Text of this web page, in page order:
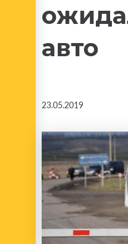
авто
23.05.2019